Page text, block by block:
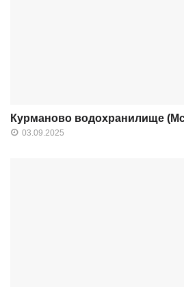
Курманово водохранилище
03.09.2025